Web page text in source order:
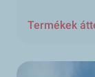
Termékek